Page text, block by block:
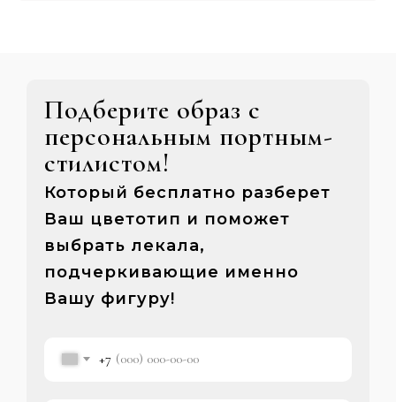
Подберите образ с
персональным портным-
стилистом!
Который бесплатно разберет
Ваш цветотип и поможет
выбрать лекала,
подчеркивающие именно
Вашу фигуру!
+7